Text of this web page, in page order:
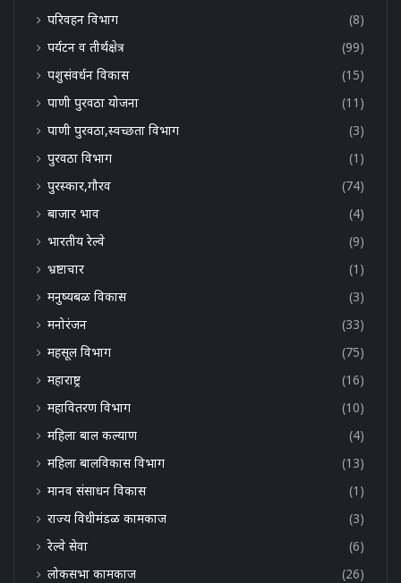
परिवहन विभाग
(8)
पर्यटन व तीर्थक्षेत्र
(99)
पशुसंवर्धन विकास
(15)
पाणी पुरवठा योजना
(11)
पाणी पुरवठा,स्वच्छता विभाग
(3)
पुरवठा विभाग
(1)
पुरस्कार,गौरव
(74)
बाजार भाव
(4)
भारतीय रेल्वे
(9)
भ्रष्टाचार
(1)
मनुष्यबळ विकास
(3)
मनोरंजन
(33)
महसूल विभाग
(75)
महाराष्ट्र
(16)
महावितरण विभाग
(10)
महिला बाल कल्याण
(4)
महिला बालविकास विभाग
(13)
मानव संसाधन विकास
(1)
राज्य विधीमंडळ कामकाज
(3)
रेल्वे सेवा
(6)
लोकसभा कामकाज
(26)